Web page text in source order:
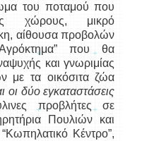
του ποταμού που
χώρους, μικρό
αίθουσα προβολών
που θα
και γνωριμίας
με τα οικόσιτα ζώα
οι δύο εγκαταστάσεις
προβλήτες σε
Πουλιών και
Κέντρο”,